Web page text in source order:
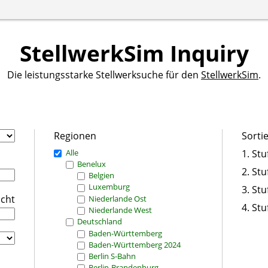
StellwerkSim Inquiry
Die leistungsstarke Stellwerksuche für den StellwerkSim.
Regionen
Alle
Benelux
Belgien
Luxemburg
Niederlande Ost
Niederlande West
Deutschland
Baden-Württemberg
Baden-Württemberg 2024
Berlin S-Bahn
1.
2.
3.
4.